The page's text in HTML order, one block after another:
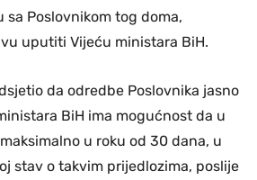
sa Poslovnikom tog doma,
uputiti Vijeću ministara BiH.
da odredbe Poslovnika jasno
BiH ima mogućnost da u
u roku od 30 dana, u
stav o takvim prijedlozima, poslije